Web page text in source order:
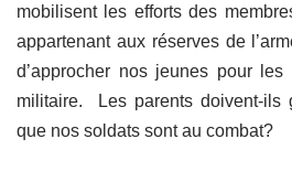
mobilisent les efforts des
appartenant aux réserves de
d’approcher nos jeunes pour
militaire. Les parents doivent-ils
que nos soldats sont au combat?